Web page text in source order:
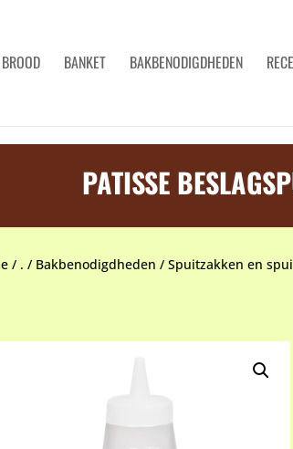
BROOD BANKET BAKBENODIGDHEDEN
PATISSE
/ . / Bakbenodigdheden / Spuitzakken en